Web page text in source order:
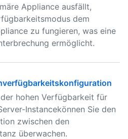
Appliance ausfällt,
dem
zu fungieren, was eine
ermöglicht.
hohen Verfügbarkeit für
Instancekönnen Sie den
zwischen den
überwachen.